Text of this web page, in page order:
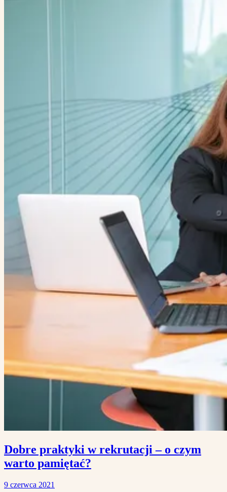
Dobre praktyki w rekrutacji – o czym
warto pamiętać?
9 czerwca 2021